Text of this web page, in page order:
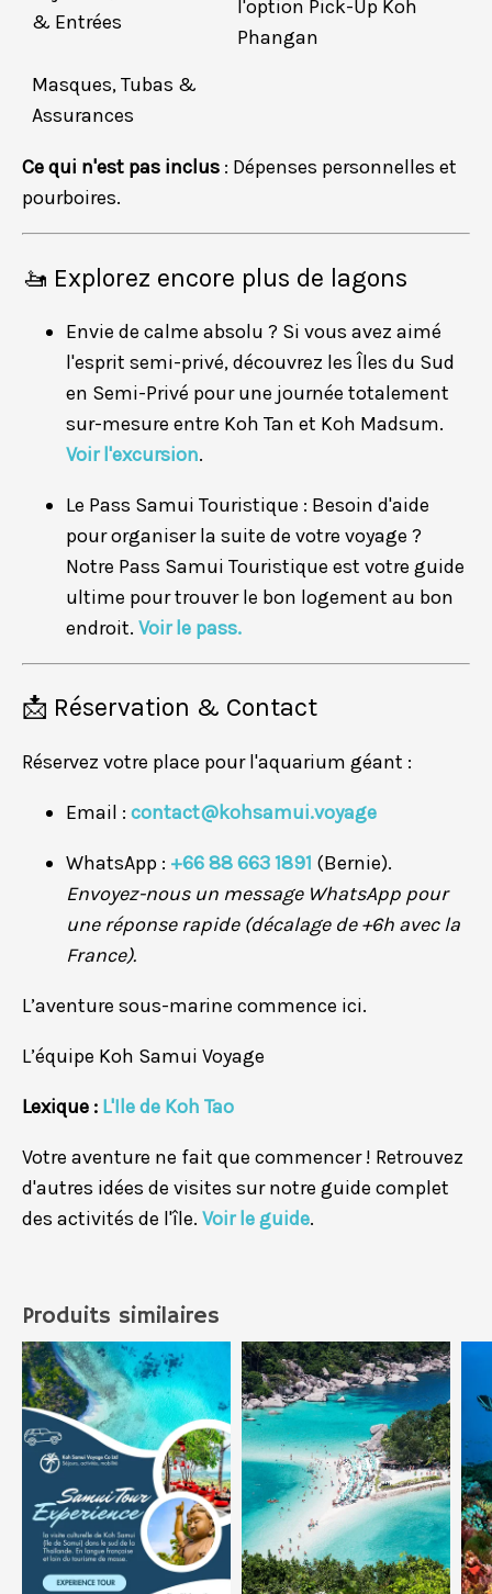
& Entrées
l'option Pick-Up Koh
Phangan
Masques, Tubas &
Assurances
Ce qui n'est pas inclus : Dépenses personnelles et
pourboires.
🚤 Explorez encore plus de lagons
Envie de calme absolu ? Si vous avez aimé
l'esprit semi-privé, découvrez les Îles du Sud
en Semi-Privé pour une journée totalement
sur-mesure entre Koh Tan et Koh Madsum.
Voir l'excursion.
Le Pass Samui Touristique : Besoin d'aide
pour organiser la suite de votre voyage ?
Notre Pass Samui Touristique est votre guide
ultime pour trouver le bon logement au bon
endroit. Voir le pass.
📩 Réservation & Contact
Réservez votre place pour l'aquarium géant :
Email : contact@kohsamui.voyage
WhatsApp : +66 88 663 1891 (Bernie).
Envoyez-nous un message WhatsApp pour
une réponse rapide (décalage de +6h avec la
France).
L’aventure sous-marine commence ici.
L’équipe Koh Samui Voyage
Lexique : L'Ile de Koh Tao
Votre aventure ne fait que commencer ! Retrouvez
d'autres idées de visites sur notre guide complet
des activités de l'île. Voir le guide.
Produits similaires